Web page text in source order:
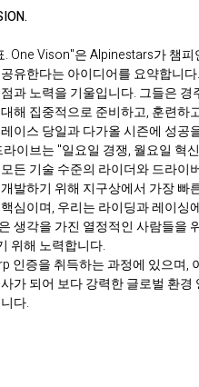
. One Vison"은 Alpinestars가 챔
유한다는 아이디어를 요약합니
과 노력을 기울입니다. 그들은 경
해 집중적으로 준비하고, 훈련하
이스 당일과 다가올 시즌에 성공
이브는 "일요일 경쟁, 월요일 혁
든 기술 수준의 라이더와 드라이
발하기 위해 지구상에서 가장 빠
심이며, 우리는 라이딩과 레이싱
생각을 가진 열정적인 사람들을
위해 노력합니다.
인증을 취득하는 과정에 있으며,
가 되어 보다 강력한 글로벌 환경
다.